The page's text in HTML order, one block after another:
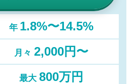
年 1.8%〜14.5%
月々 2,000円〜
最大 800万円